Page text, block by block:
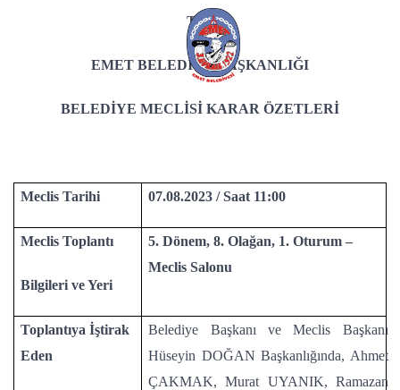
T.C.
EMET BELEDİYE BAŞKANLIĞI
BELEDİYE MECLİSİ KARAR ÖZETLERİ
Meclis Tarihi 07.08.2023 / Saat 11:00
Meclis Toplantı
Bilgileri ve Yeri
5. Dönem, 8. Olağan, 1. Oturum –
Meclis Salonu
Toplantıya İştirak
Eden
Belediye Başkanı ve Meclis Başkanı
Hüseyin DOĞAN Başkanlığında, Ahmet
ÇAKMAK, Murat UYANIK, Ramazan